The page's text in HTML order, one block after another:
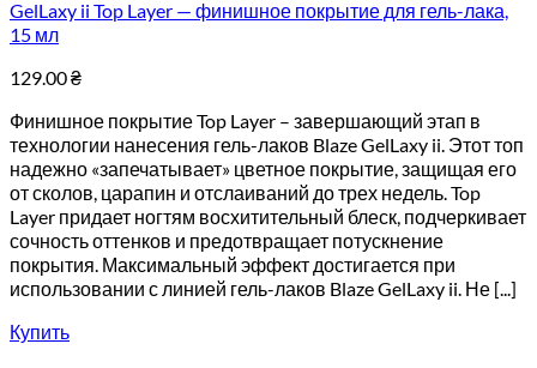
GelLaxy ii Top Layer — финишное покрытие для гель-лака,
15 мл
129.00₴
Финишное покрытие Top Layer – завершающий этап в
технологии нанесения гель-лаков Blaze GelLaxy ii. Этот топ
надежно «запечатывает» цветное покрытие, защищая его
от сколов, царапин и отслаиваний до трех недель. Top
Layer придает ногтям восхитительный блеск, подчеркивает
сочность оттенков и предотвращает потускнение
покрытия. Максимальный эффект достигается при
использовании с линией гель-лаков Blaze GelLaxy ii. Не [...]
Купить